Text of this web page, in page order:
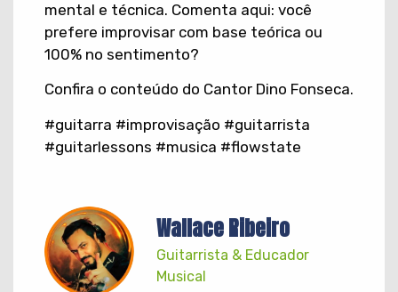
mental e técnica. Comenta aqui: você
prefere improvisar com base teórica ou
100% no sentimento?
Confira o conteúdo do Cantor Dino Fonseca.
​#guitarra #improvisação #guitarrista
#guitarlessons #musica #flowstate
Wallace Ribeiro
Guitarrista & Educador
Musical